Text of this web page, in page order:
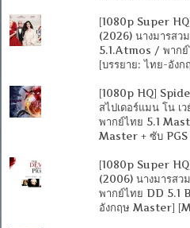
[1080p Super
(2026) นางมารสว
5.1.Atmos / พาก
[บรรยาย: ไทย-อัง
[1080p HQ]
สไปเดอร์แมน โน เ
พากย์ไทย 5.1
Master + ซับ
[1080p Super
(2006) นางมารสว
พากย์ไทย DD 5.1
อังกฤษ Master]